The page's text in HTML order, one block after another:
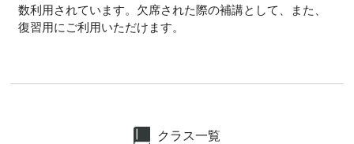
数利用されています。欠席された際の補講として、また、
復習用にご利用いただけます。
クラス一覧